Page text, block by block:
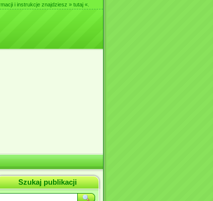
i instrukcje znajdziesz » tutaj «
Szukaj publikacji